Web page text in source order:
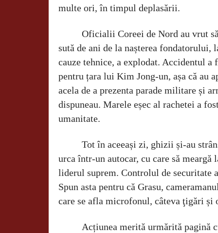
multe ori, în timpul deplasării.
Oficialii Coreei de Nord au vrut
sută de ani de la nașterea fondatorului,
cauze tehnice, a explodat. Accidentul
pentru țara lui Kim Jong-un, așa că au
acela de a prezenta parade militare și
dispuneau. Marele eșec al rachetei a
umanitate.
Tot în aceeași zi, ghizii și-au
urca într-un autocar, cu care să
liderul suprem. Controlul de securitate
Spun asta pentru că Grasu,
care se afla microfonul, câteva ţigări și
Acțiunea merită urmărită pagină